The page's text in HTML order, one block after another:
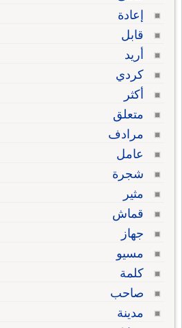
إعادة
قابل
أريد
كردي
أكثر
متعلق
مرادف
عامل
شجرة
مثير
قماش
جهاز
مسيو
كلمة
صاحب
مدينة